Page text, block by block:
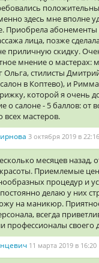
здесь мне вполне
Приобрела абонементы
лица, позже
приличную скидку.
мнение о мастерах:
Ольга, стилисты
в Коптево), и
которой я очень
о салоне - 5 баллов: от
всех мастеров.
3 октября 2019 в 22:16
месяцев назад,
красоты. Приемлемые
процедур и
постоянно делаю у них
на маникюр.
всегда
профессионалы своего
11 марта 2019 в 16:20